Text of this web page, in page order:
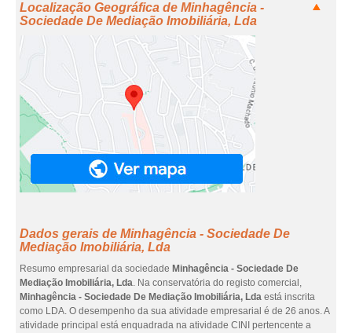
Localização Geográfica de Minhagência -
Sociedade De Mediação Imobiliária, Lda
Dados gerais de Minhagência - Sociedade De
Mediação Imobiliária, Lda
Resumo empresarial da sociedade Minhagência - Sociedade De
Mediação Imobiliária, Lda. Na conservatória do registo comercial,
Minhagência - Sociedade De Mediação Imobiliária, Lda está inscrita
como LDA. O desempenho da sua atividade empresarial é de 26 anos. A
atividade principal está enquadrada na atividade CINI pertencente a